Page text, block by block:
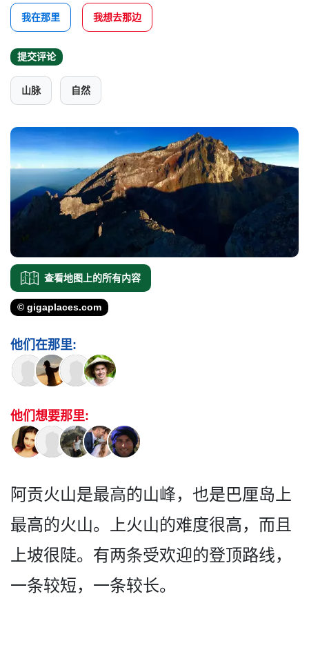
我在那里 我想去那边
提交评论
山脉 自然
查看地图上的所有内容
© gigaplaces.com
他们在那里:
他们想要那里:
阿贡火山是最高的山峰，也是­巴厘岛上
最高的火山。上火山的难度很高，而且
上坡很­陡。有两条受欢迎的登顶路线，
一条较短，一条较长。